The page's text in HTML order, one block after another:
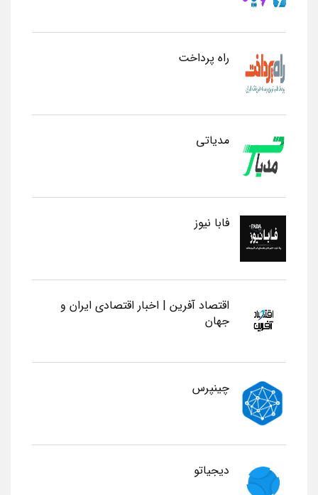
راه پرداخت
مدیاتی
فابا نیوز
اقتصاد آفرین | اخبار اقتصادی ایران و
جهان
چینپرس
دیجیاتو